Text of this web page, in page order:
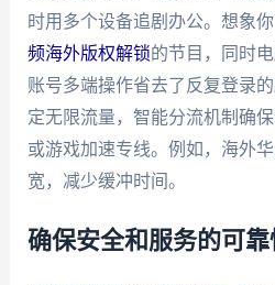
时用多个设备追剧办公。想象
频海外版权解锁的节目，同时
账号多端操作省去了反复登录
定无限流量，智能分流机制确
或游戏加速专线。例如，海外
宽，减少缓冲时间。
确保安全和服务的可靠